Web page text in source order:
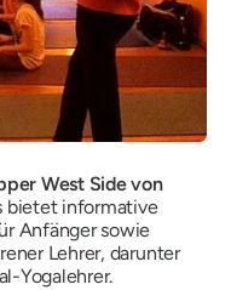
West Side von
bietet informative
Anfänger sowie
Lehrer, darunter
Yogalehrer.